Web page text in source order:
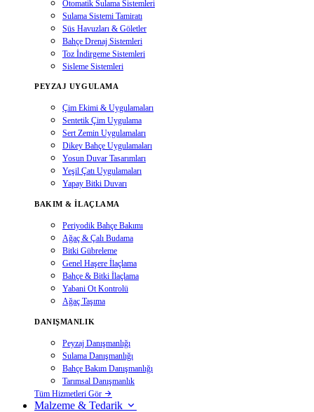
Otomatik Sulama Sistemleri
Sulama Sistemi Tamiratı
Süs Havuzları & Göletler
Bahçe Drenaj Sistemleri
Toz İndirgeme Sistemleri
Sisleme Sistemleri
PEYZAJ UYGULAMA
Çim Ekimi & Uygulamaları
Sentetik Çim Uygulama
Sert Zemin Uygulamaları
Dikey Bahçe Uygulamaları
Yosun Duvar Tasarımları
Yeşil Çatı Uygulamaları
Yapay Bitki Duvarı
BAKIM & İLAÇLAMA
Periyodik Bahçe Bakımı
Ağaç & Çalı Budama
Bitki Gübreleme
Genel Haşere İlaçlama
Bahçe & Bitki İlaçlama
Yabani Ot Kontrolü
Ağaç Taşıma
DANIŞMANLIK
Peyzaj Danışmanlığı
Sulama Danışmanlığı
Bahçe Bakım Danışmanlığı
Tarımsal Danışmanlık
Tüm Hizmetleri Gör
Malzeme & Tedarik